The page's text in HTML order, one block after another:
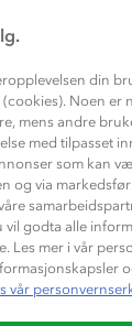
din
Noen er
mens andre
med tilpasset
som kan
og via
vil godta alle
Les mer i vår
vår